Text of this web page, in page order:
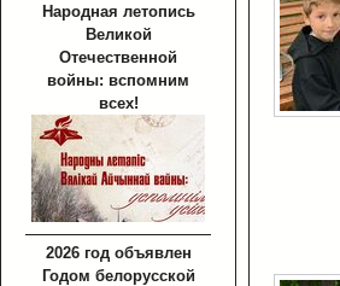
Народная летопись
Великой
Отечественной
войны: вспомним
всех!
2026 год объявлен
Годом белорусской